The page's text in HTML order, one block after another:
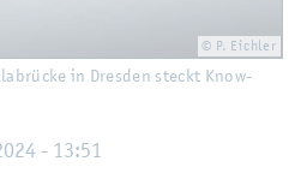
© P. Eich­ler
in Dres­den steckt Know-
- 13:51